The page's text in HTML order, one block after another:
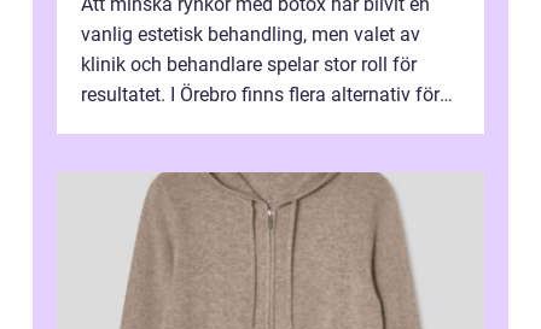
vanlig estetisk behandling, men valet av
klinik och behandlare spelar stor roll för
resultatet. I Örebro finns flera alternativ för